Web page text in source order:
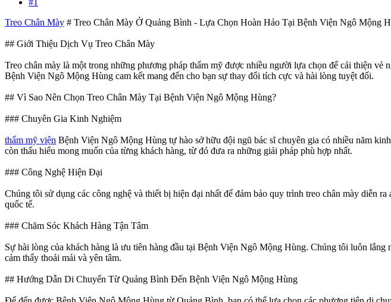
#1
Treo Chân Mày # Treo Chân Mày Ở Quảng Bình - Lựa Chọn Hoàn Hảo Tại Bệnh Viện Ngô Mộng
## Giới Thiệu Dịch Vụ Treo Chân Mày
Treo chân mày là một trong những phương pháp thẩm mỹ được nhiều người lựa chọn để cải thiện
Bệnh Viện Ngô Mộng Hùng cam kết mang đến cho bạn sự thay đổi tích cực và hài lòng tuyệt đối.
## Vì Sao Nên Chọn Treo Chân Mày Tại Bệnh Viện Ngô Mộng Hùng?
### Chuyên Gia Kinh Nghiệm
thẩm mỹ viện Bệnh Viện Ngô Mộng Hùng tự hào sở hữu đội ngũ bác sĩ chuyên gia có nhiều năm
còn thấu hiểu mong muốn của từng khách hàng, từ đó đưa ra những giải pháp phù hợp nhất.
### Công Nghệ Hiện Đại
Chúng tôi sử dụng các công nghệ và thiết bị hiện đại nhất để đảm bảo quy trình treo chân mày diễn
quốc tế.
### Chăm Sóc Khách Hàng Tận Tâm
Sự hài lòng của khách hàng là ưu tiên hàng đầu tại Bệnh Viện Ngô Mộng Hùng. Chúng tôi luôn
cảm thấy thoải mái và yên tâm.
## Hướng Dẫn Di Chuyển Từ Quảng Bình Đến Bệnh Viện Ngô Mộng Hùng